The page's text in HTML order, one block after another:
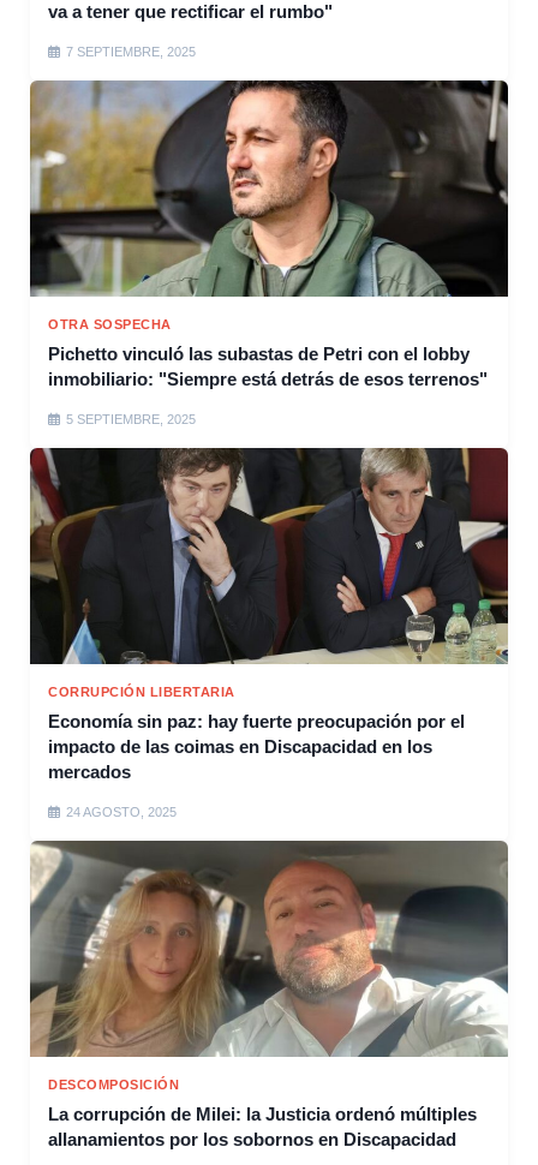
va a tener que rectificar el rumbo"
7 SEPTIEMBRE, 2025
OTRA SOSPECHA
Pichetto vinculó las subastas de Petri con el lobby
inmobiliario: "Siempre está detrás de esos terrenos"
5 SEPTIEMBRE, 2025
CORRUPCIÓN LIBERTARIA
Economía sin paz: hay fuerte preocupación por el
impacto de las coimas en Discapacidad en los
mercados
24 AGOSTO, 2025
DESCOMPOSICIÓN
La corrupción de Milei: la Justicia ordenó múltiples
allanamientos por los sobornos en Discapacidad